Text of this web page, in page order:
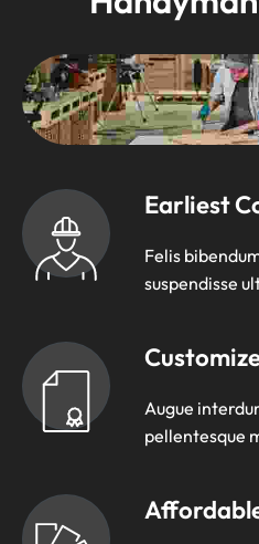
Earliest
Felis
suspendisse
Augue
pellentesque